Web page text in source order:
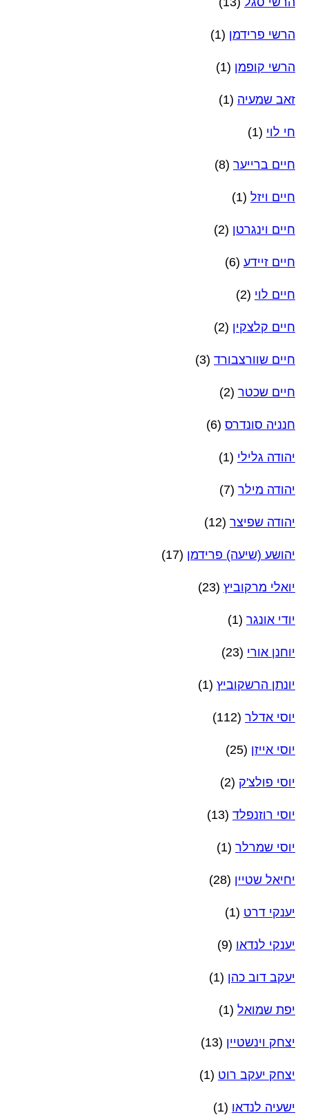
הרשי פרידמן (1)
הרשי קופמן (1)
זאב שמעיה (1)
חי לוי (1)
חיים ברייער (8)
חיים ויזל (1)
חיים וינגרטן (2)
חיים זיידע (6)
חיים לוי (2)
חיים קלצקין (2)
חיים שוורצבורד (3)
חיים שכטר (2)
חנניה סונדרס (6)
יהודה גלילי (1)
יהודה מילר (7)
יהודה שפיצר (12)
יהושע (שיעה) פרידמן (17)
יואלי מרקוביץ (23)
יודי אונגר (1)
יוחנן אורי (23)
יונתן הרשקוביץ (1)
יוסי אדלר (112)
יוסי אייזן (25)
יוסי פולצ'ק (2)
יוסי רוזנפלד (13)
יוסי שמרלר (1)
יחיאל שטיין (28)
יענקי דרט (1)
יענקי לנדאו (9)
יעקב דוב כהן (1)
יפת שמואל (1)
יצחק וינשטיין (13)
יצחק יעקב רוט (1)
ישעיה לנדאו (1)